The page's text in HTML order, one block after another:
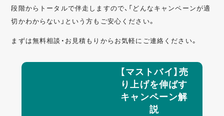
段階からトータルで伴走しますので、「どんなキャンペーンが適
切かわからない」という方もご安心ください。
まずは無料相談・お見積もりからお気軽にご連絡ください。
【マストバイ】売
り上げを伸ばす
キャンペーン解
説